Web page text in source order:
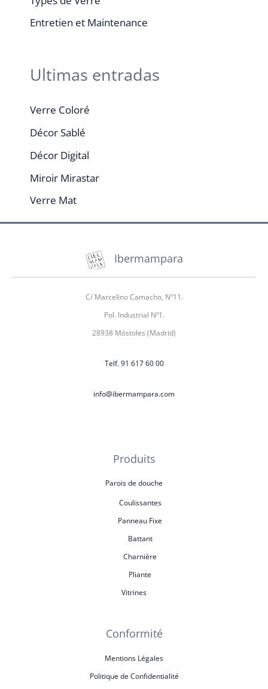
Entretien et Maintenance
Ultimas entradas
Verre Coloré
Décor Sablé
Décor Digital
Miroir Mirastar
Verre Mat
Ibermampara
C/ Marcelino Camacho, Nº11.
Pol. Industrial Nº1.
28938 Móstoles (Madrid)
Telf. 91 617 60 00
info@ibermampara.com
Produits
Parois de douche
Coulissantes
Panneau Fixe
Battant
Charnière
Pliante
Vitrines
Conformité
Mentions Légales
Politique de Confidentialité